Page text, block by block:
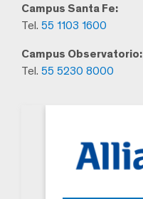
Campus Santa Fe:
Tel. 55 1103 1600
Campus Observatorio:
Tel. 55 5230 8000